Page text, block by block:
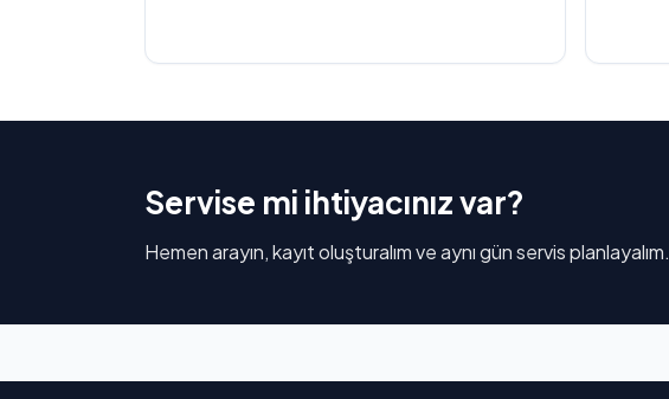
Servise mi ihtiyacınız var?
Hemen arayın, kayıt oluşturalım ve aynı gün servis planlayalım.